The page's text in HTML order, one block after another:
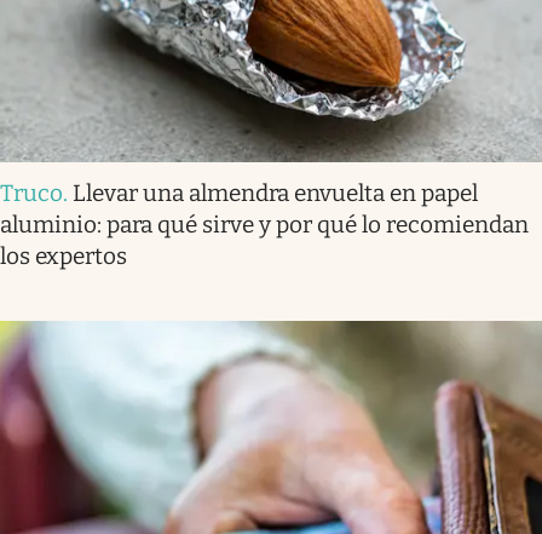
Truco. Llevar una almendra envuelta en papel
aluminio: para qué sirve y por qué lo recomiendan
los expertos